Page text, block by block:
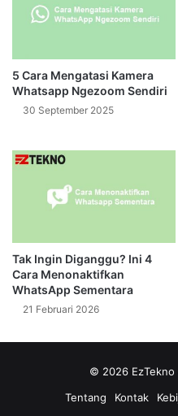
5 Cara Mengatasi Kamera
Whatsapp Ngezoom Sendiri
30 September 2025
Tak Ingin Diganggu? Ini 4
Cara Menonaktifkan
WhatsApp Sementara
21 Februari 2026
© 2026 EzTekno
Tentang
Kontak